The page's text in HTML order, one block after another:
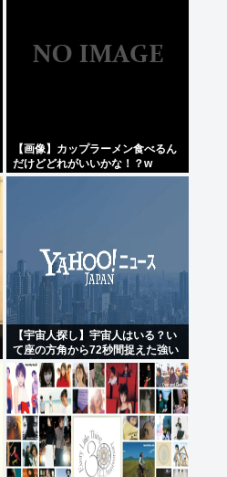
【画像】カップラーメン食べるん
だけどどれがいいかな！？w
【宇宙人探し】宇宙人はいる？い
て座の方角から72秒間捉えた強い
電波、50年間正体分からぬ
「Wow！信号」…「合理的に考え
ると、宇宙人からの信号の可能
性」